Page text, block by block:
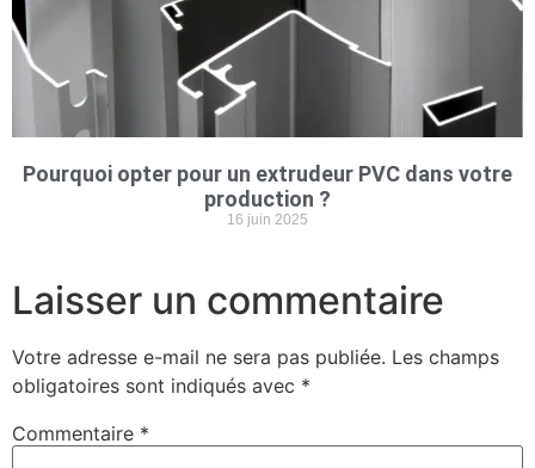
Pourquoi opter pour un extrudeur PVC dans votre
production ?
16 juin 2025
Laisser un commentaire
Votre adresse e-mail ne sera pas publiée. Les champs
obligatoires sont indiqués avec *
Commentaire *